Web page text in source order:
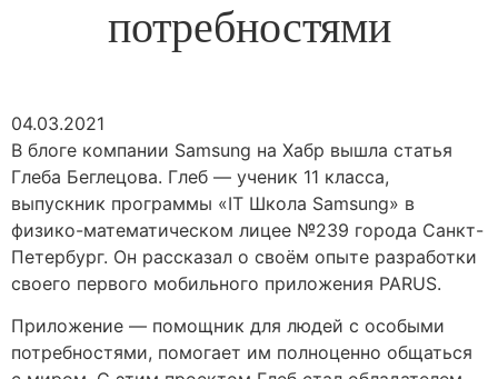
потребностями
04.03.2021
В блоге компании Samsung на Хабр вышла статья
Глеба Беглецова. Глеб — ученик 11 класса,
выпускник программы «IT Школа Samsung» в
физико-математическом лицее №239 города Санкт-
Петербург. Он рассказал о своём опыте разработки
своего первого мобильного приложения PARUS.
Приложение — помощник для людей с особыми
потребностями, помогает им полноценно общаться